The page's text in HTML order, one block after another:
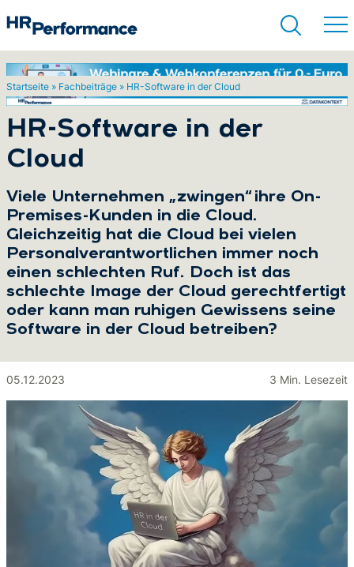
Startseite » Fachbeiträge » HR-Software in der Cloud
HR-Software in der
Cloud
Viele Unternehmen „zwingen“ ihre On-
Premises-Kunden in die Cloud.
Gleichzeitig hat die Cloud bei vielen
Personalverantwortlichen immer noch
einen schlechten Ruf. Doch ist das
schlechte Image der Cloud gerechtfertigt
oder kann man ruhigen Gewissens seine
Software in der Cloud betreiben?
05.12.2023 3 Min. Lesezeit